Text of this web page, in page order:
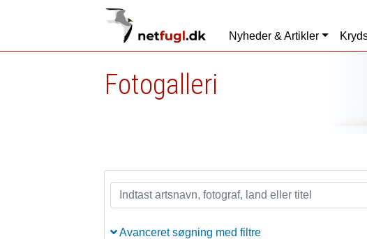
Nyheder & Artikler
Fotogalleri
Avanceret søgning med filtre